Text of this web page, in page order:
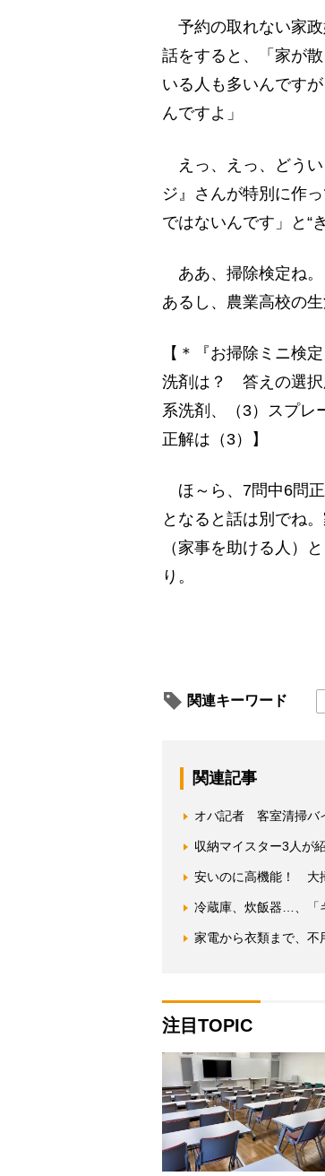
予約の取れない家政
話をすると、「家が
いる人も多いんです
んですよ」
えっ、えっ、どう
ジ』さんが特別に作
ではないんです」と“
ああ、掃除検定ね。
あるし、農業高校の
【＊『お掃除ミニ検
洗剤は？ 答えの選択
系洗剤、（3）スプ
正解は（3）】
ほ～ら、7問中6問
となると話は別でね
（家事を助ける人）
り。
関連キーワード
関連記事
オバ記者 客室清掃バ
収納マイスター3人が
安いのに高機能！ 大
冷蔵庫、炊飯器…、「
家電から衣類まで、不
注目TOPIC